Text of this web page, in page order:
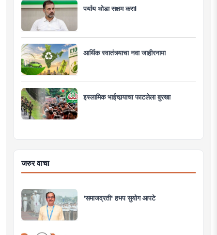
पर्याय थोडा सक्षम करा!
आर्थिक स्वातंत्र्याचा नवा जाहीरनामा
इस्लामिक भाईचार्‍याचा फाटलेला बुरखा
जरुर वाचा
'समाजव्रती' हभप सुयोग आपटे